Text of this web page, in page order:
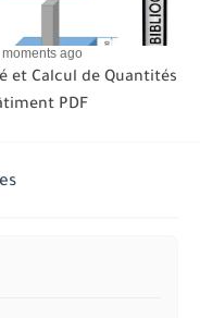
ago
et Calcul de Quantités
PDF